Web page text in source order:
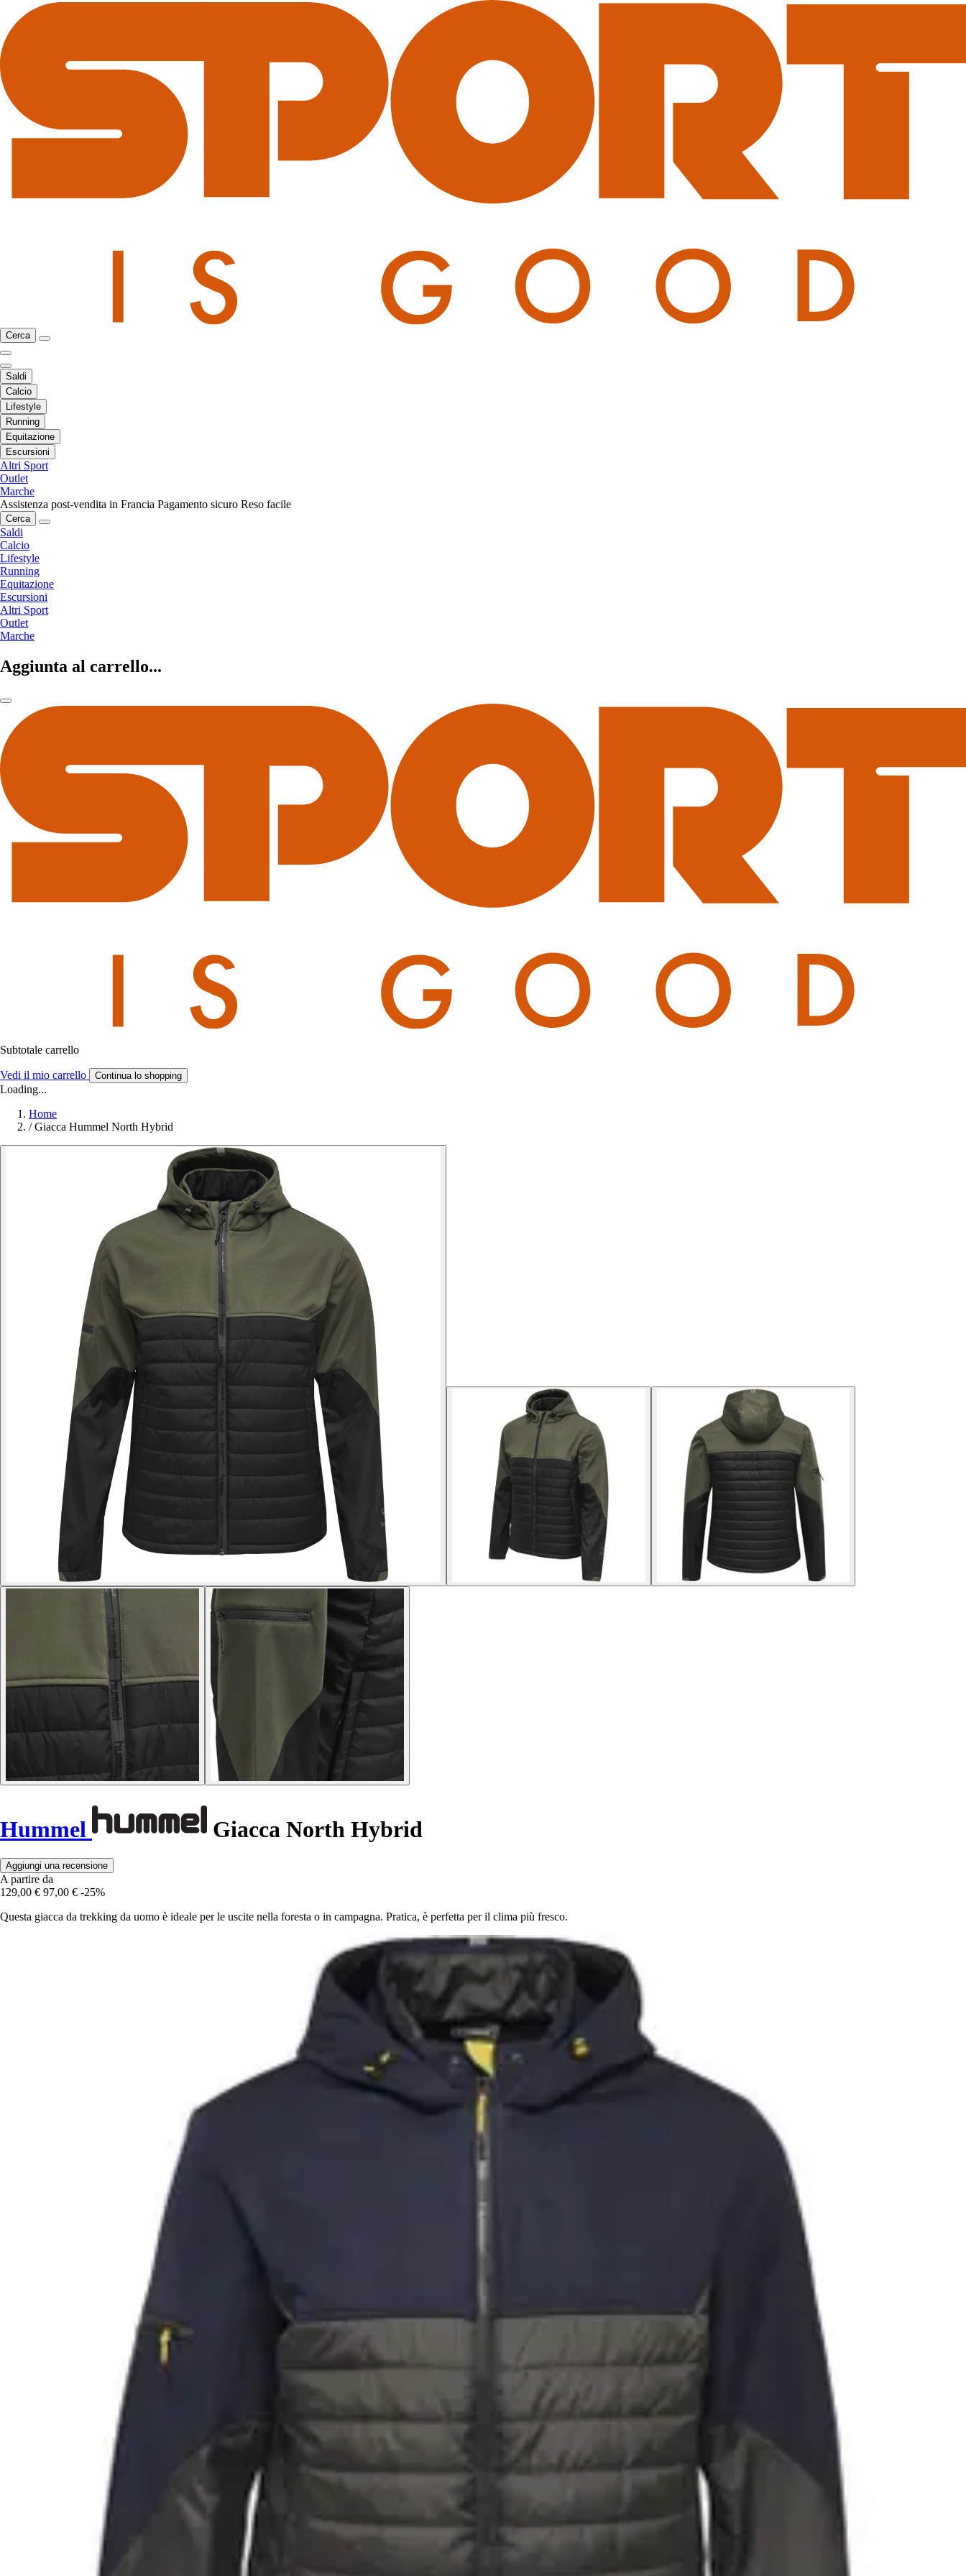
Cerca
Saldi
Calcio
Lifestyle
Running
Equitazione
Escursioni
Altri Sport
Outlet
Marche
Assistenza post-vendita in Francia Pagamento sicuro Reso facile
Cerca
Saldi
Calcio
Lifestyle
Running
Equitazione
Escursioni
Altri Sport
Outlet
Marche
Aggiunta al carrello...
Subtotale carrello
Vedi il mio carrello Continua lo shopping
Loading...
Home
/ Giacca Hummel North Hybrid
Hummel Giacca North Hybrid
Aggiungi una recensione
A partire da
129,00 € 97,00 € -25%
Questa giacca da trekking da uomo è ideale per le uscite nella foresta o in campagna. Pratica, è perfetta per il clima più fresco.